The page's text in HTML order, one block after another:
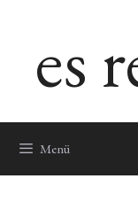
springenes
Menü